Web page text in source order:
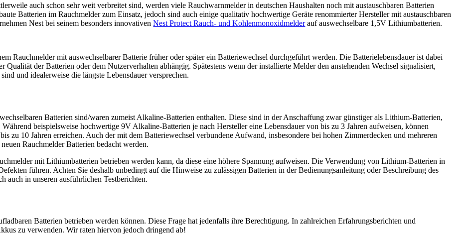
auch schon sehr weit verbreitet sind, werden viele Rauchwarnmelder in deutschen Haushalten noch mit austauschbaren Batterien
Batterien im Rauchmelder zum Einsatz, jedoch sind auch einige qualitativ hochwertige Geräte renommierter Hersteller mit austauschbaren
Nest bei seinem besonders innovativenNest Protect Rauch- und Kohlenmonoxidmelderauf auswechselbare 1,5V Lithiumbatterien.
Rauchmelder mit auswechselbarer Batterie früher oder später ein Batteriewechsel durchgeführt werden. Die Batterielebensdauer ist dabei
Qualität der Batterien oder dem Nutzerverhalten abhängig. Spätestens wenn der installierte Melder den anstehenden Wechsel signalisiert,
und idealerweise die längste Lebensdauer versprechen.
Batterien sind/waren zumeist Alkaline-Batterien enthalten. Diese sind in der Anschaffung zwar günstiger als Lithium-Batterien,
beispielsweise hochwertige 9V Alkaline-Batterien je nach Hersteller eine Lebensdauer von bis zu 3 Jahren aufweisen, können
zu 10 Jahren erreichen. Auch der mit dem Batteriewechsel verbundene Aufwand, insbesondere bei hohen Zimmerdecken und mehreren
Rauchmelder Batterien bedacht werden.
mit Lithiumbatterien betrieben werden kann, da diese eine höhere Spannung aufweisen. Die Verwendung von Lithium-Batterien in
führen. Achten Sie deshalb unbedingt auf die Hinweise zu zulässigen Batterien in der Bedienungsanleitung oder Beschreibung des
auch in unseren ausführlichen Testberichten.
Batterien betrieben werden können. Diese Frage hat jedenfalls ihre Berechtigung. In zahlreichen Erfahrungsberichten und
zu verwenden. Wir raten hiervon jedoch dringend ab!